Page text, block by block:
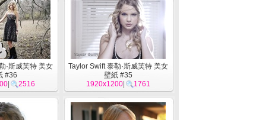
·斯威芙特 美女
#36
2516
Taylor Swift 泰勒·斯威芙特 美女
壁紙 #35
1920x1200
1761